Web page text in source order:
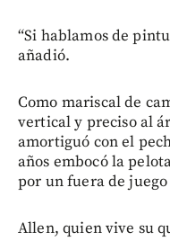
“Si hablamos de
añadió.
Como mariscal de
vertical y preciso al
amortiguó con el
años embocó la
por un fuera de
Allen, quien vive su